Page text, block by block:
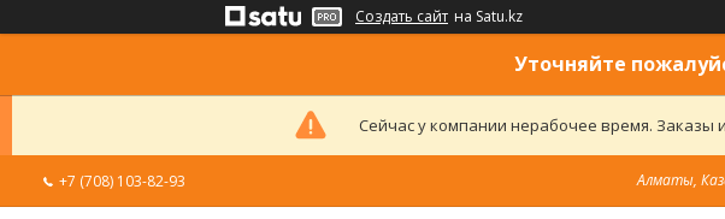
Создать сайт на Satu.kz
Уточняйте
Сейчас у компании нерабочее время. Заказы
+7 (708) 103-82-93 Алматы,